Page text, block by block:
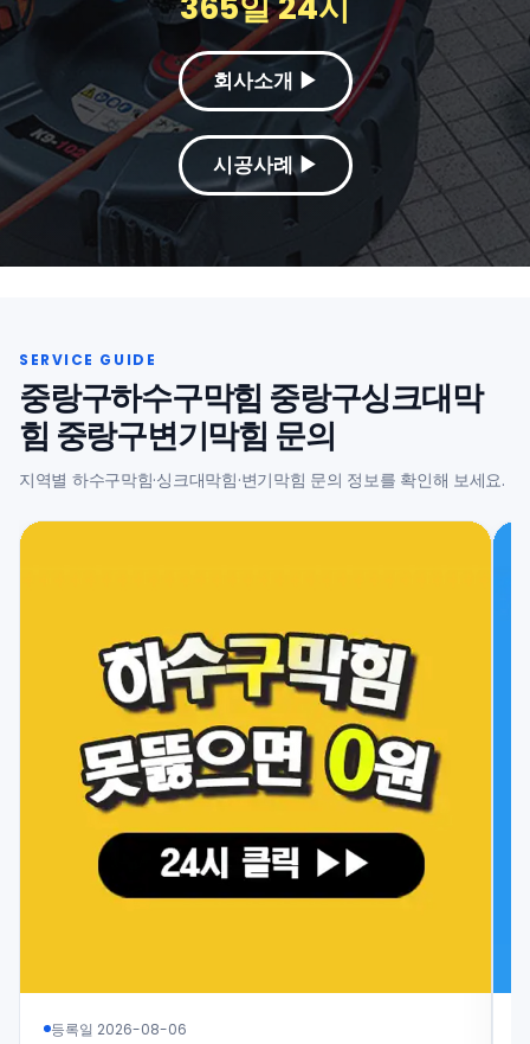
회사소개 ▶
시공사례 ▶
중랑구하수구막힘 중랑구싱크대막
힘 중랑구변기막힘 문의
등록일 2026-08-06